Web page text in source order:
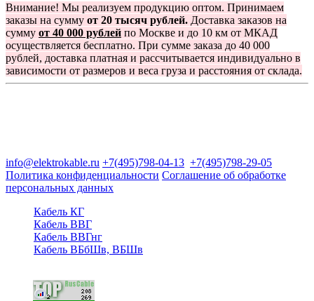
Внимание! Мы реализуем продукцию оптом. Принимаем
заказы на сумму от 20 тысяч рублей. Доставка заказов на
сумму от 40 000 рублей по Москве и до 10 км от МКАД
осуществляется бесплатно. При сумме заказа до 40 000
рублей, доставка платная и рассчитывается индивидуально в
зависимости от размеров и веса груза и расстояния от склада.
info@elektrokable.ru +7(495)798-04-13 +7(495)798-29-05
Политика конфиденциальности Соглашение об обработке
персональных данных
Кабель КГ
Кабель ВВГ
Кабель ВВГнг
Кабель ВБбШв, ВБШв